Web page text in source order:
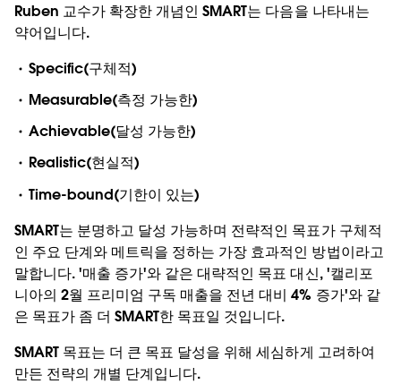
Ruben 교수가 확장한 개념인 SMART는 다음을 나타내는
약어입니다.
Specific(구체적)
Measurable(측정 가능한)
Achievable(달성 가능한)
Realistic(현실적)
Time-bound(기한이 있는)
SMART는 분명하고 달성 가능하며 전략적인 목표가 구체적
인 주요 단계와 메트릭을 정하는 가장 효과적인 방법이라고
말합니다. '매출 증가'와 같은 대략적인 목표 대신, '캘리포
니아의 2월 프리미엄 구독 매출을 전년 대비 4% 증가'와 같
은 목표가 좀 더 SMART한 목표일 것입니다.
SMART 목표는 더 큰 목표 달성을 위해 세심하게 고려하여
만든 전략의 개별 단계입니다.